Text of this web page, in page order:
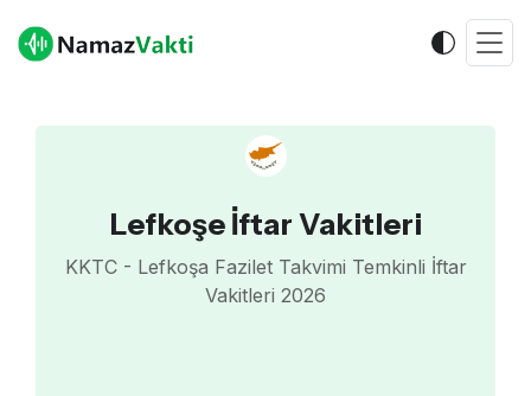
Lefkoşe İftar Vakitleri
KKTC - Lefkoşa Fazilet Takvimi Temkinli İftar
Vakitleri 2026